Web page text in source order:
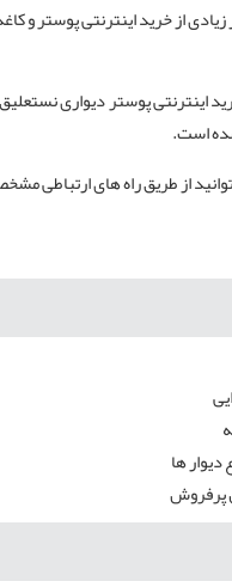
از خرید اینترنتی پوستر و
است.
از طریق راه های ارتباطی
دیوار ها